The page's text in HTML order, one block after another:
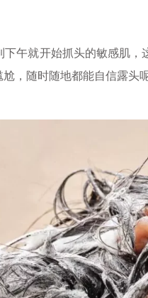
午就开始抓头的敏感肌
，随时随地都能自信露头